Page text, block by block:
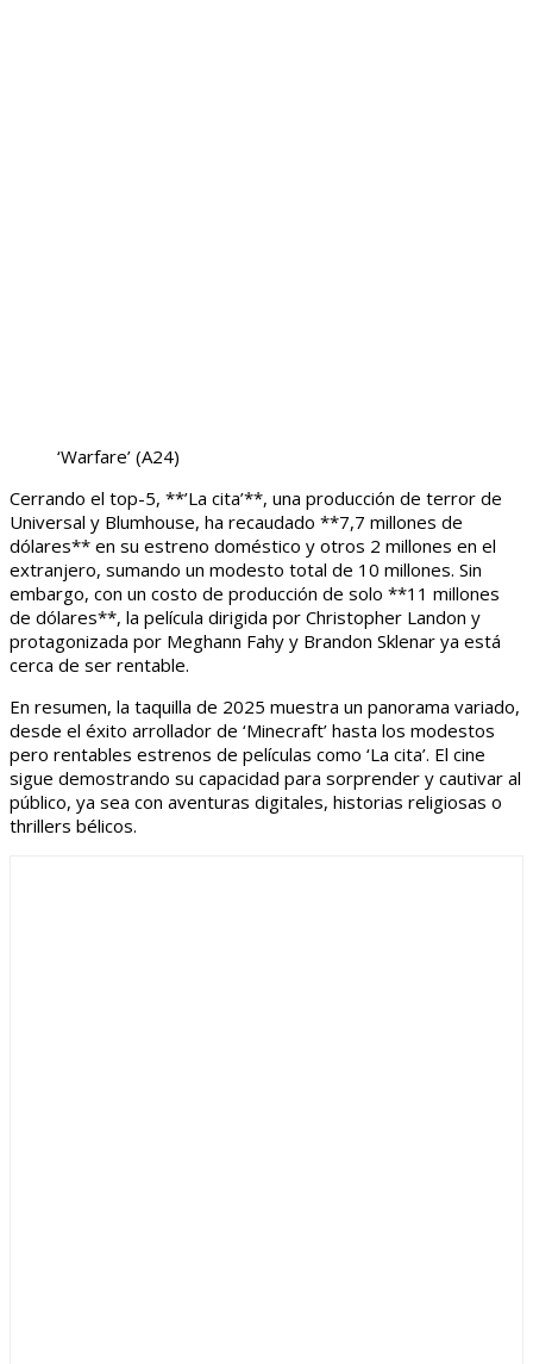
‘Warfare’ (A24)
Cerrando el top-5, **’La cita’**, una producción de terror de
Universal y Blumhouse, ha recaudado **7,7 millones de
dólares** en su estreno doméstico y otros 2 millones en el
extranjero, sumando un modesto total de 10 millones. Sin
embargo, con un costo de producción de solo **11 millones
de dólares**, la película dirigida por Christopher Landon y
protagonizada por Meghann Fahy y Brandon Sklenar ya está
cerca de ser rentable.
En resumen, la taquilla de 2025 muestra un panorama variado,
desde el éxito arrollador de ‘Minecraft’ hasta los modestos
pero rentables estrenos de películas como ‘La cita’. El cine
sigue demostrando su capacidad para sorprender y cautivar al
público, ya sea con aventuras digitales, historias religiosas o
thrillers bélicos.